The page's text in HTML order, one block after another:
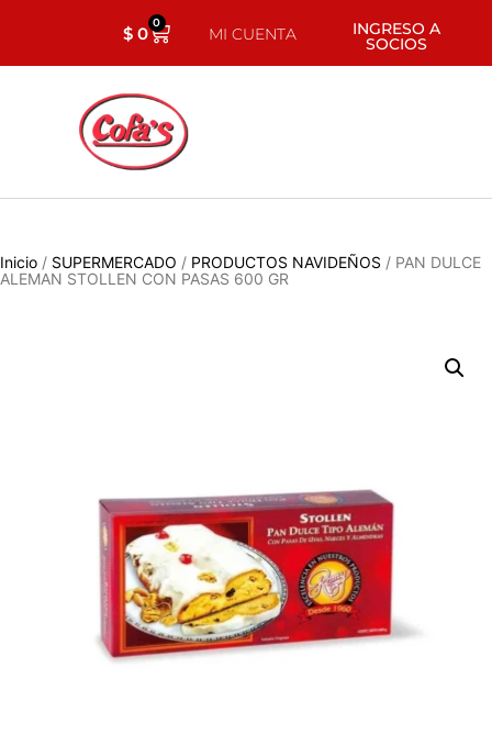
$0 0
MI CUENTA INGRESO A
SOCIOS
Inicio / SUPERMERCADO / PRODUCTOS NAVIDEÑOS / PAN DULCE
ALEMAN STOLLEN CON PASAS 600 GR